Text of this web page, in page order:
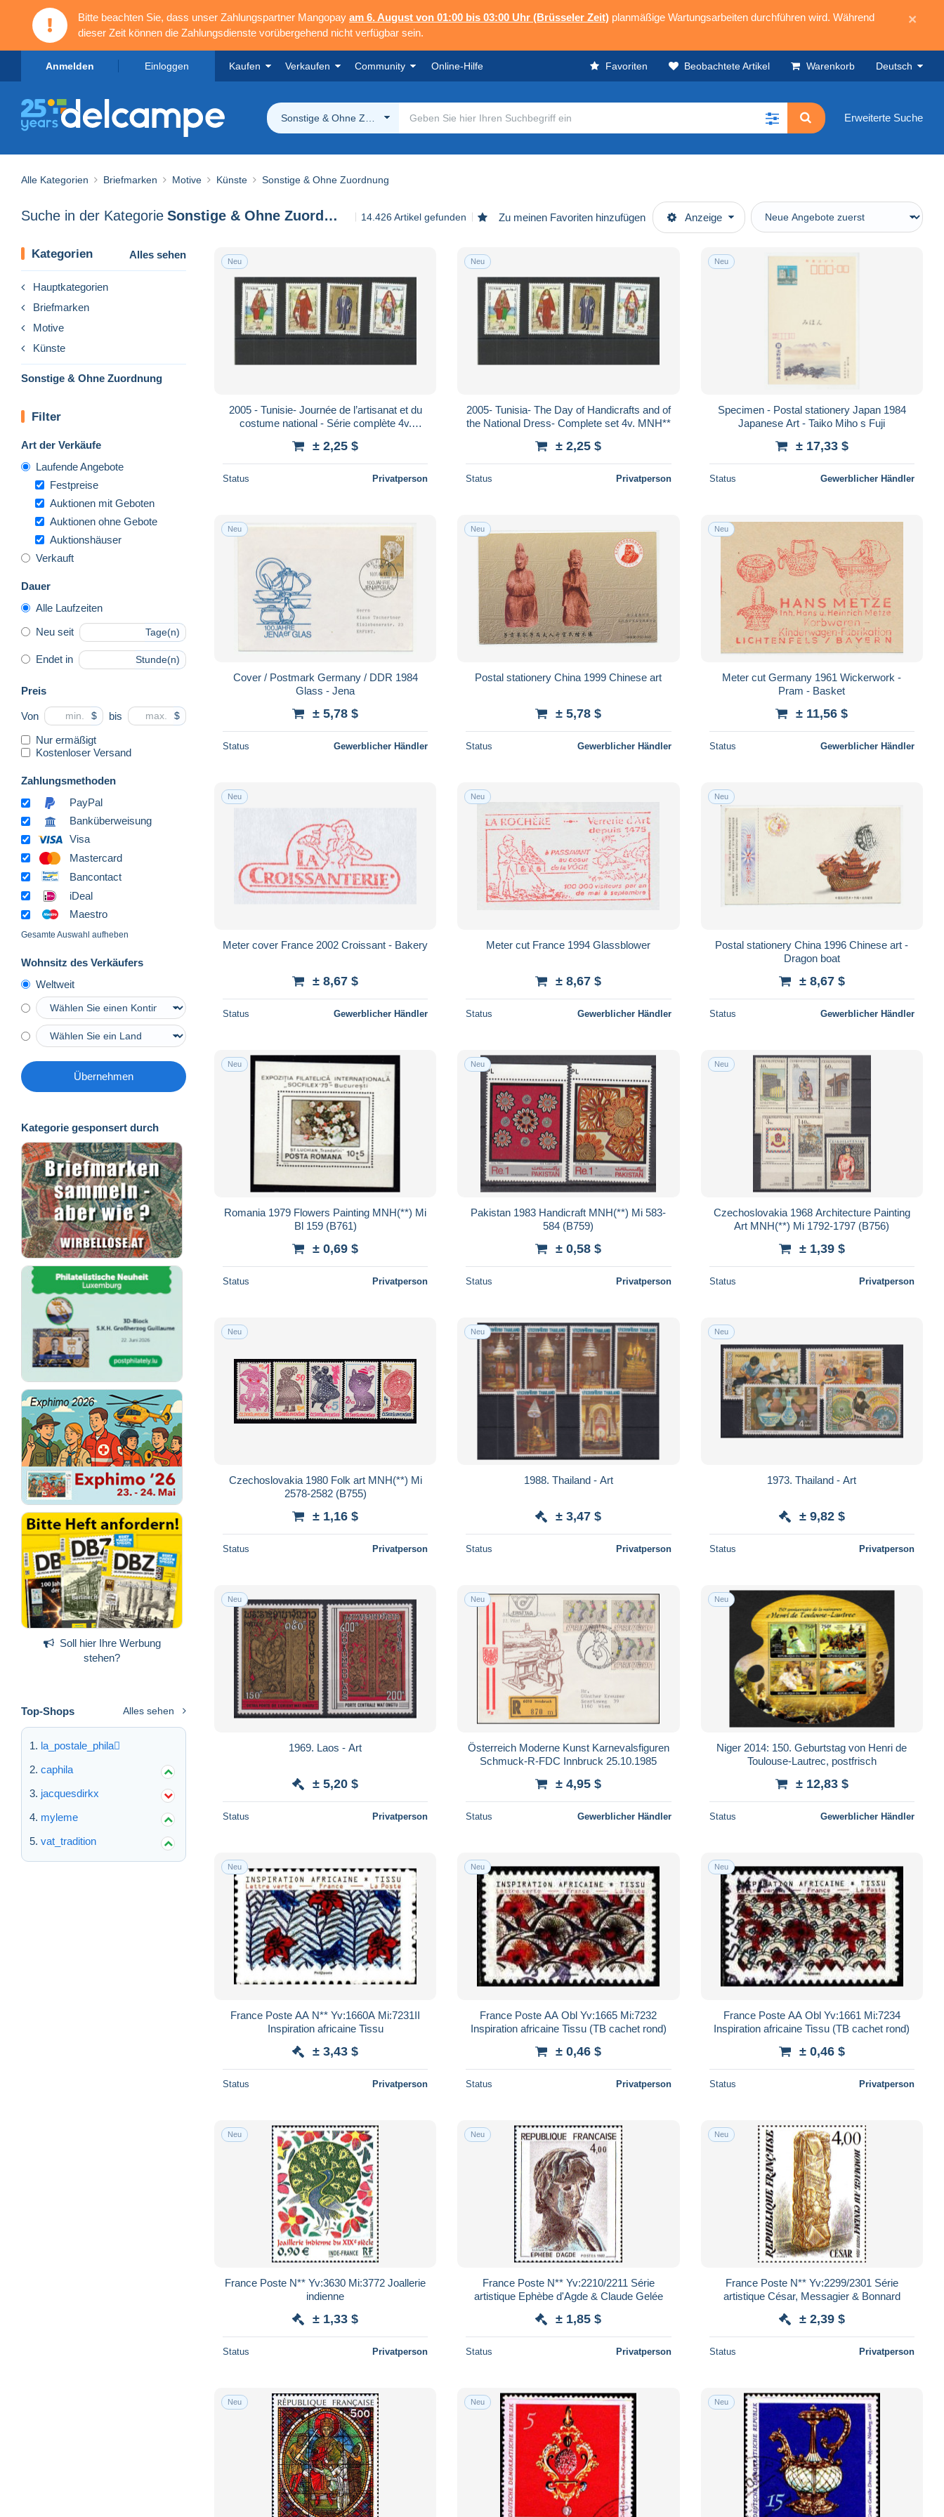
Bitte beachten Sie, dass unser Zahlungspartner Mangopay am 6. August von 01:00 bis 03:00 Uhr (Brüsseler Zeit) planmäßige Wartungsarbeiten durchführen wird. Während
dieser Zeit können die Zahlungsdienste vorübergehend nicht verfügbar sein.
×
Anmelden Einloggen Kaufen Verkaufen Community Online-Hilfe Favoriten Beobachtete Artikel Warenkorb Deutsch
Sonstige & Ohne Zuordnung Erweiterte Suche
Alle Kategorien Briefmarken Motive Künste Sonstige & Ohne Zuordnung
Suche in der Kategorie Sonstige & Ohne Zuordnung 14.426 Artikel gefunden Zu meinen Favoriten hinzufügen Anzeige
Kategorien Alles sehen
Hauptkategorien
Briefmarken
Motive
Künste
Sonstige & Ohne Zuordnung
Filter
Art der Verkäufe
Laufende Angebote
Festpreise
Auktionen mit Geboten
Auktionen ohne Gebote
Auktionshäuser
Verkauft
Dauer
Alle Laufzeiten
Neu seit Tage(n)
Endet in Stunde(n)
Preis
Von $ bis $
Nur ermäßigt
Kostenloser Versand
Zahlungsmethoden
PayPal
Banküberweisung
Visa
Mastercard
Bancontact
iDeal
Maestro
Gesamte Auswahl aufheben
Wohnsitz des Verkäufers
Weltweit
Übernehmen
Kategorie gesponsert durch
Soll hier Ihre Werbung
stehen?
Top-Shops Alles sehen
la_postale_phila
caphila
jacquesdirkx
myleme
vat_tradition
Neu
2005 - Tunisie- Journée de l’artisanat et du
costume national - Série complète 4v.
± 2,25 $
Status Privatperson
Neu
2005- Tunisia- The Day of Handicrafts and of
the National Dress- Complete set 4v. MNH**
± 2,25 $
Status Privatperson
Neu
Specimen - Postal stationery Japan 1984
Japanese Art - Taiko Miho s Fuji
± 17,33 $
Status Gewerblicher Händler
Neu
Cover / Postmark Germany / DDR 1984
Glass - Jena
± 5,78 $
Status Gewerblicher Händler
Neu
Postal stationery China 1999 Chinese art
± 5,78 $
Status Gewerblicher Händler
Neu
Meter cut Germany 1961 Wickerwork -
Pram - Basket
± 11,56 $
Status Gewerblicher Händler
Neu
Meter cover France 2002 Croissant - Bakery
± 8,67 $
Status Gewerblicher Händler
Neu
Meter cut France 1994 Glassblower
± 8,67 $
Status Gewerblicher Händler
Neu
Postal stationery China 1996 Chinese art -
Dragon boat
± 8,67 $
Status Gewerblicher Händler
Neu
Romania 1979 Flowers Painting MNH(**) Mi
Bl 159 (B761)
± 0,69 $
Status Privatperson
Neu
Pakistan 1983 Handicraft MNH(**) Mi 583-
584 (B759)
± 0,58 $
Status Privatperson
Neu
Czechoslovakia 1968 Architecture Painting
Art MNH(**) Mi 1792-1797 (B756)
± 1,39 $
Status Privatperson
Neu
Czechoslovakia 1980 Folk art MNH(**) Mi
2578-2582 (B755)
± 1,16 $
Status Privatperson
Neu
1988. Thailand - Art
± 3,47 $
Status Privatperson
Neu
1973. Thailand - Art
± 9,82 $
Status Privatperson
Neu
1969. Laos - Art
± 5,20 $
Status Privatperson
Neu
Österreich Moderne Kunst Karnevalsfiguren
Schmuck-R-FDC Innbruck 25.10.1985
± 4,95 $
Status Gewerblicher Händler
Neu
Niger 2014: 150. Geburtstag von Henri de
Toulouse-Lautrec, postfrisch
± 12,83 $
Status Gewerblicher Händler
Neu
France Poste AA N** Yv:1660A Mi:7231II
Inspiration africaine Tissu
± 3,43 $
Status Privatperson
Neu
France Poste AA Obl Yv:1665 Mi:7232
Inspiration africaine Tissu (TB cachet rond)
± 0,46 $
Status Privatperson
Neu
France Poste AA Obl Yv:1661 Mi:7234
Inspiration africaine Tissu (TB cachet rond)
± 0,46 $
Status Privatperson
Neu
France Poste N** Yv:3630 Mi:3772 Joallerie
indienne
± 1,33 $
Status Privatperson
Neu
France Poste N** Yv:2210/2211 Série
artistique Ephèbe d'Agde & Claude Gelée
± 1,85 $
Status Privatperson
Neu
France Poste N** Yv:2299/2301 Série
artistique César, Messagier & Bonnard
± 2,39 $
Status Privatperson
Neu Neu Neu